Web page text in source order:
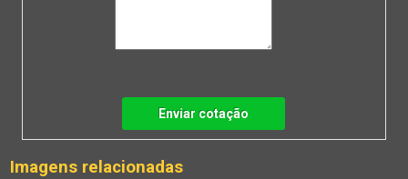
Enviar cotação
Imagens relacionadas